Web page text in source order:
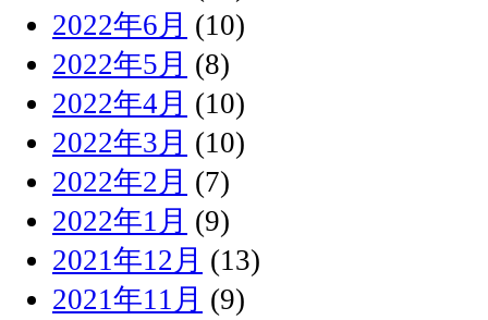
2022年6月 (10)
2022年5月 (8)
2022年4月 (10)
2022年3月 (10)
2022年2月 (7)
2022年1月 (9)
2021年12月 (13)
2021年11月 (9)